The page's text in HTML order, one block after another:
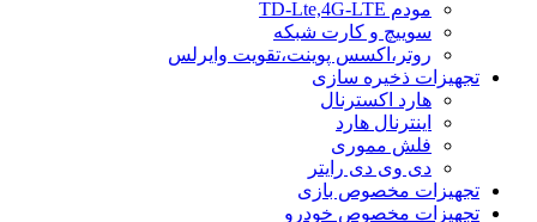
مودم TD-Lte,4G-LTE
سوییچ و کارت شبکه
روتر،اکسس پوینت،تقویت وایرلس
تجهیزات ذخیره سازی
هارد اکسترنال
اینترنال هارد
فلش مموری
دی وی دی رایتر
تجهیزات مخصوص بازی
تجهیزات مخصوص خودرو